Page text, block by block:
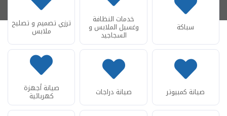
ترزي تصميم و تصليح
ملابس
خدمات النظافة
وغسيل الملابس و
السجاجيد
سباكة
صيانة أجهزة
كهربائية صيانة دراجات صيانة كمبيوتر